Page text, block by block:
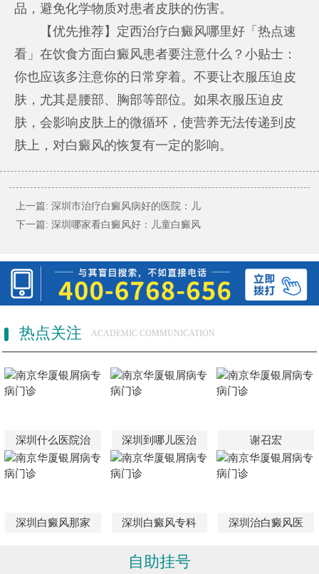
品，避免化学物质对患者皮肤的伤害。
【优先推荐】定西治疗白癜风哪里好「热点速
看」在饮食方面白癜风患者要注意什么？小贴士：
你也应该多注意你的日常穿着。不要让衣服压迫皮
肤，尤其是腰部、胸部等部位。如果衣服压迫皮
肤，会影响皮肤上的微循环，使营养无法传递到皮
肤上，对白癜风的恢复有一定的影响。
上一篇: 深圳市治疗白癜风病好的医院：儿
下一篇: 深圳哪家看白癜风好：儿童白癜风
热点关注 ACADEMIC COMMUNICATION
深圳什么医院治 深圳到哪儿医治 谢召宏
深圳白癜风那家 深圳白癜风专科 深圳治白癜风医
自助挂号